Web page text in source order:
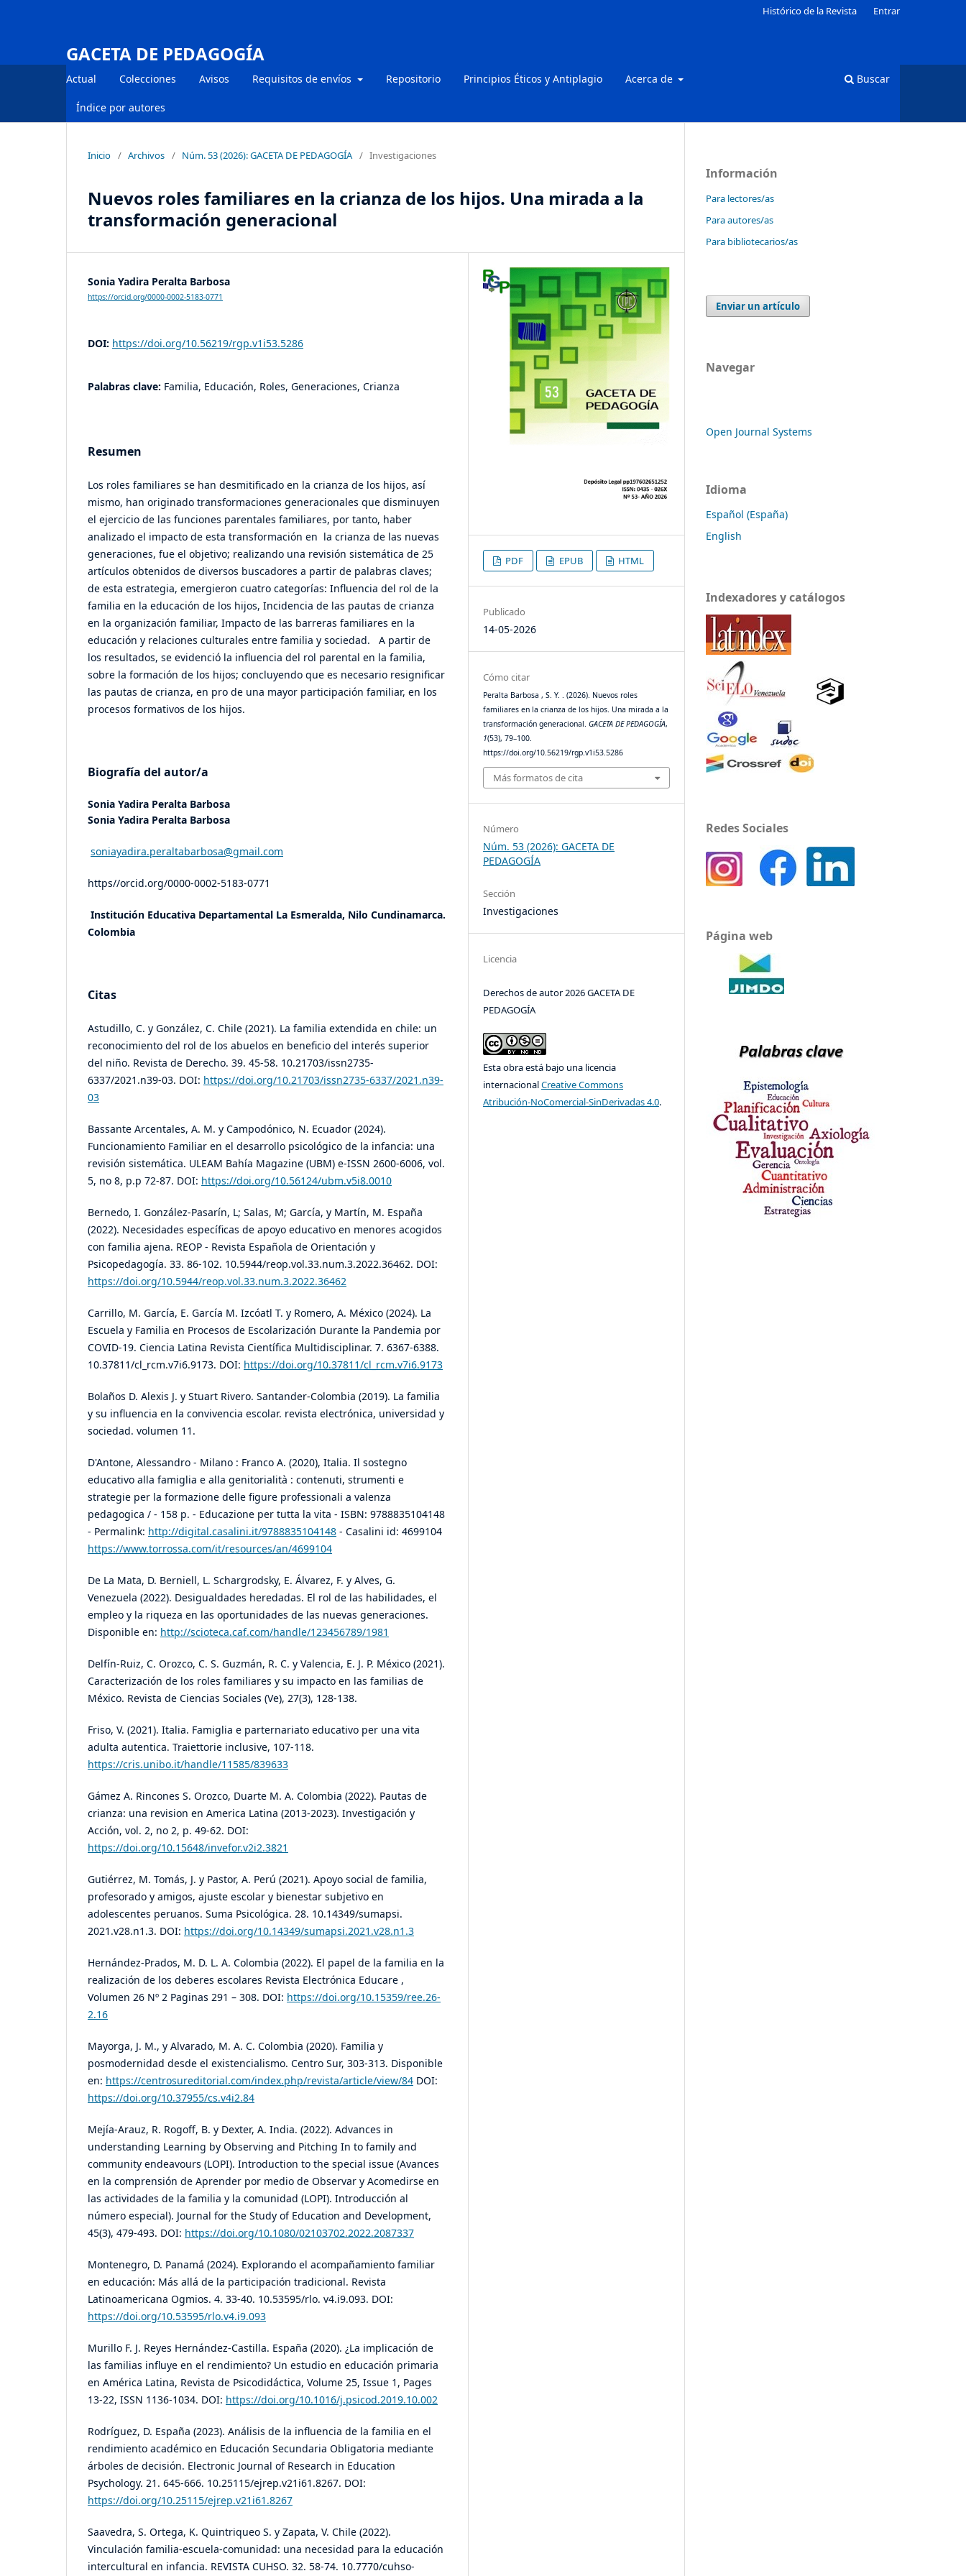
GACETA DE PEDAGOGÍA
Actual Colecciones Avisos Requisitos de envíos Repositorio Principios Éticos y Antiplagio Acerca de
Índice por autores
Buscar
Histórico de la Revista Entrar
Inicio / Archivos / Núm. 53 (2026): GACETA DE PEDAGOGÍA / Investigaciones
Nuevos roles familiares en la crianza de los hijos. Una mirada a la
transformación generacional
Sonia Yadira Peralta Barbosa
https://orcid.org/0000-0002-5183-0771
DOI: https://doi.org/10.56219/rgp.v1i53.5286
Palabras clave: Familia, Educación, Roles, Generaciones, Crianza
Resumen
Los roles familiares se han desmitificado en la crianza de los hijos, así
mismo, han originado transformaciones generacionales que disminuyen
el ejercicio de las funciones parentales familiares, por tanto, haber
analizado el impacto de esta transformación en la crianza de las nuevas
generaciones, fue el objetivo; realizando una revisión sistemática de 25
artículos obtenidos de diversos buscadores a partir de palabras claves;
de esta estrategia, emergieron cuatro categorías: Influencia del rol de la
familia en la educación de los hijos, Incidencia de las pautas de crianza
en la organización familiar, Impacto de las barreras familiares en la
educación y relaciones culturales entre familia y sociedad. A partir de
los resultados, se evidenció la influencia del rol parental en la familia,
sobre la formación de los hijos; concluyendo que es necesario resignificar
las pautas de crianza, en pro de una mayor participación familiar, en los
procesos formativos de los hijos.
Biografía del autor/a
Sonia Yadira Peralta Barbosa
Sonia Yadira Peralta Barbosa
soniayadira.peraltabarbosa@gmail.com
https//orcid.org/0000-0002-5183-0771
Institución Educativa Departamental La Esmeralda, Nilo Cundinamarca.
Colombia
Citas
Astudillo, C. y González, C. Chile (2021). La familia extendida en chile: un
reconocimiento del rol de los abuelos en beneficio del interés superior
del niño. Revista de Derecho. 39. 45-58. 10.21703/issn2735-
6337/2021.n39-03. DOI: https://doi.org/10.21703/issn2735-6337/2021.n39-
03
Bassante Arcentales, A. M. y Campodónico, N. Ecuador (2024).
Funcionamiento Familiar en el desarrollo psicológico de la infancia: una
revisión sistemática. ULEAM Bahía Magazine (UBM) e-ISSN 2600-6006, vol.
5, no 8, p.p 72-87. DOI: https://doi.org/10.56124/ubm.v5i8.0010
Bernedo, I. González-Pasarín, L; Salas, M; García, y Martín, M. España
(2022). Necesidades específicas de apoyo educativo en menores acogidos
con familia ajena. REOP - Revista Española de Orientación y
Psicopedagogía. 33. 86-102. 10.5944/reop.vol.33.num.3.2022.36462. DOI:
https://doi.org/10.5944/reop.vol.33.num.3.2022.36462
Carrillo, M. García, E. García M. Izcóatl T. y Romero, A. México (2024). La
Escuela y Familia en Procesos de Escolarización Durante la Pandemia por
COVID-19. Ciencia Latina Revista Científica Multidisciplinar. 7. 6367-6388.
10.37811/cl_rcm.v7i6.9173. DOI: https://doi.org/10.37811/cl_rcm.v7i6.9173
Bolaños D. Alexis J. y Stuart Rivero. Santander-Colombia (2019). La familia
y su influencia en la convivencia escolar. revista electrónica, universidad y
sociedad. volumen 11.
D'Antone, Alessandro - Milano : Franco A. (2020), Italia. Il sostegno
educativo alla famiglia e alla genitorialità : contenuti, strumenti e
strategie per la formazione delle figure professionali a valenza
pedagogica / - 158 p. - Educazione per tutta la vita - ISBN: 9788835104148
- Permalink: http://digital.casalini.it/9788835104148 - Casalini id: 4699104
https://www.torrossa.com/it/resources/an/4699104
De La Mata, D. Berniell, L. Schargrodsky, E. Álvarez, F. y Alves, G.
Venezuela (2022). Desigualdades heredadas. El rol de las habilidades, el
empleo y la riqueza en las oportunidades de las nuevas generaciones.
Disponible en: http://scioteca.caf.com/handle/123456789/1981
Delfín-Ruiz, C. Orozco, C. S. Guzmán, R. C. y Valencia, E. J. P. México (2021).
Caracterización de los roles familiares y su impacto en las familias de
México. Revista de Ciencias Sociales (Ve), 27(3), 128-138.
Friso, V. (2021). Italia. Famiglia e parternariato educativo per una vita
adulta autentica. Traiettorie inclusive, 107-118.
https://cris.unibo.it/handle/11585/839633
Gámez A. Rincones S. Orozco, Duarte M. A. Colombia (2022). Pautas de
crianza: una revision en America Latina (2013-2023). Investigación y
Acción, vol. 2, no 2, p. 49-62. DOI:
https://doi.org/10.15648/invefor.v2i2.3821
Gutiérrez, M. Tomás, J. y Pastor, A. Perú (2021). Apoyo social de familia,
profesorado y amigos, ajuste escolar y bienestar subjetivo en
adolescentes peruanos. Suma Psicológica. 28. 10.14349/sumapsi.
2021.v28.n1.3. DOI: https://doi.org/10.14349/sumapsi.2021.v28.n1.3
Hernández-Prados, M. D. L. A. Colombia (2022). El papel de la familia en la
realización de los deberes escolares Revista Electrónica Educare ,
Volumen 26 Nº 2 Paginas 291 – 308. DOI: https://doi.org/10.15359/ree.26-
2.16
Mayorga, J. M., y Alvarado, M. A. C. Colombia (2020). Familia y
posmodernidad desde el existencialismo. Centro Sur, 303-313. Disponible
en: https://centrosureditorial.com/index.php/revista/article/view/84 DOI:
https://doi.org/10.37955/cs.v4i2.84
Mejía-Arauz, R. Rogoff, B. y Dexter, A. India. (2022). Advances in
understanding Learning by Observing and Pitching In to family and
community endeavours (LOPI). Introduction to the special issue (Avances
en la comprensión de Aprender por medio de Observar y Acomedirse en
las actividades de la familia y la comunidad (LOPI). Introducción al
número especial). Journal for the Study of Education and Development,
45(3), 479-493. DOI: https://doi.org/10.1080/02103702.2022.2087337
Montenegro, D. Panamá (2024). Explorando el acompañamiento familiar
en educación: Más allá de la participación tradicional. Revista
Latinoamericana Ogmios. 4. 33-40. 10.53595/rlo. v4.i9.093. DOI:
https://doi.org/10.53595/rlo.v4.i9.093
Murillo F. J. Reyes Hernández-Castilla. España (2020). ¿La implicación de
las familias influye en el rendimiento? Un estudio en educación primaria
en América Latina, Revista de Psicodidáctica, Volume 25, Issue 1, Pages
13-22, ISSN 1136-1034. DOI: https://doi.org/10.1016/j.psicod.2019.10.002
Rodríguez, D. España (2023). Análisis de la influencia de la familia en el
rendimiento académico en Educación Secundaria Obligatoria mediante
árboles de decisión. Electronic Journal of Research in Education
Psychology. 21. 645-666. 10.25115/ejrep.v21i61.8267. DOI:
https://doi.org/10.25115/ejrep.v21i61.8267
Saavedra, S. Ortega, K. Quintriqueo S. y Zapata, V. Chile (2022).
Vinculación familia-escuela-comunidad: una necesidad para la educación
intercultural en infancia. REVISTA CUHSO. 32. 58-74. 10.7770/cuhso-
PDF EPUB HTML
Publicado
14-05-2026
Cómo citar
Peralta Barbosa , S. Y. . (2026). Nuevos roles
familiares en la crianza de los hijos. Una mirada a la
transformación generacional.GACETA DE PEDAGOGÍA,
1(53), 79–100.
https://doi.org/10.56219/rgp.v1i53.5286
Más formatos de cita
Número
Núm. 53 (2026): GACETA DE
PEDAGOGÍA
Sección
Investigaciones
Licencia
Derechos de autor 2026 GACETA DE
PEDAGOGÍA
Esta obra está bajo una licencia
internacionalCreative Commons
Atribución-NoComercial-SinDerivadas 4.0.
Información
Para lectores/as
Para autores/as
Para bibliotecarios/as
Enviar un artículo
Navegar
Open Journal Systems
Idioma
Español (España)
English
Indexadores y catálogos
Redes Sociales
Página web